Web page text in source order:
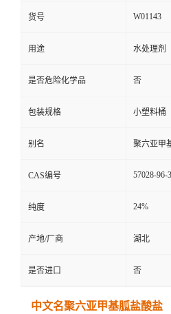
货号 W01143
用途 水处理剂
是否危险化学品 否
包装规格 小塑料桶
别名 聚六亚甲
CAS编号 57028-96-3
纯度 24%
产地/厂商 湖北
是否进口 否
中文名聚六亚甲基胍盐酸盐